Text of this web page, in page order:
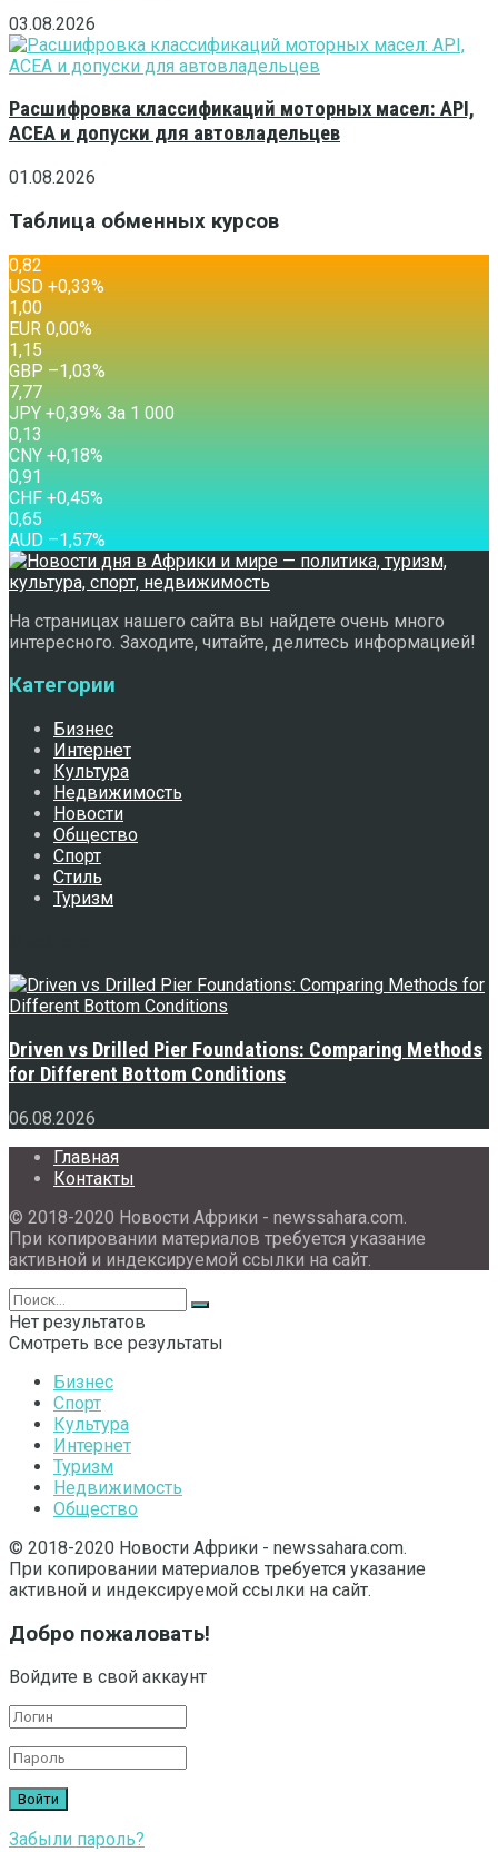
03.08.2026
Расшифровка классификаций моторных масел: API,
ACEA и допуски для автовладельцев
01.08.2026
Таблица обменных курсов
0,82
USD +0,33%
1,00
EUR 0,00%
1,15
GBP –1,03%
7,77
JPY +0,39% За 1 000
0,13
CNY +0,18%
0,91
CHF +0,45%
0,65
AUD –1,57%
На страницах нашего сайта вы найдете очень много
интересного. Заходите, читайте, делитесь информацией!
Категории
Бизнес
Интернет
Культура
Недвижимость
Новости
Общество
Спорт
Стиль
Туризм
Driven vs Drilled Pier Foundations: Comparing Methods
for Different Bottom Conditions
06.08.2026
Главная
Контакты
© 2018-2020 Новости Африки - newssahara.com.
При копировании материалов требуется указание
активной и индексируемой ссылки на сайт.
Нет результатов
Смотреть все результаты
Бизнес
Спорт
Культура
Интернет
Туризм
Недвижимость
Общество
© 2018-2020 Новости Африки - newssahara.com.
При копировании материалов требуется указание
активной и индексируемой ссылки на сайт.
Добро пожаловать!
Войдите в свой аккаунт
Забыли пароль?